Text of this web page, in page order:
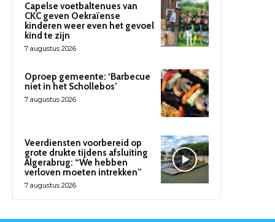
Capelse voetbaltenues van
CKC geven Oekraïense
kinderen weer even het gevoel
kind te zijn
7 augustus 2026
Oproep gemeente: ‘Barbecue
niet in het Schollebos’
7 augustus 2026
Veerdiensten voorbereid op
grote drukte tijdens afsluiting
Algerabrug: “We hebben
verloven moeten intrekken”
7 augustus 2026